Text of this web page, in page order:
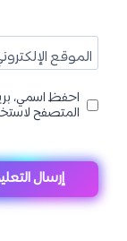
الموقع
احفظ اسمي،
المتصفح